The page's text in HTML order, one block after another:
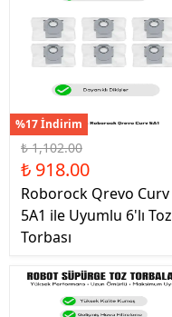
%17 İndirim
₺ 1,102.00
₺ 918.00
Roborock Qrevo Curv
5A1 ile Uyumlu 6'lı Toz
Torbası